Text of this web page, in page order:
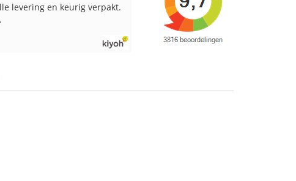
levering en keurig verpakt.
Goed verpakt en snelgeleverd